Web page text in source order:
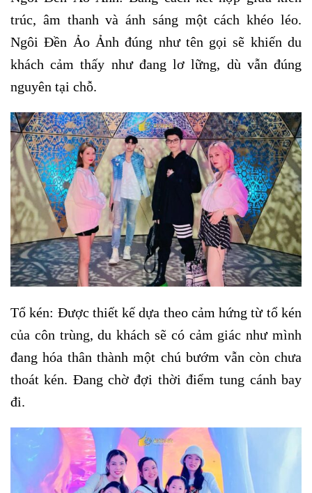
trúc, âm thanh và ánh sáng một cách khéo léo.
Ngôi Đền Ảo Ảnh đúng như tên gọi sẽ khiến du
khách cảm thấy như đang lơ lững, dù vẫn đúng
nguyên tại chỗ.
Tổ kén: Được thiết kế dựa theo cảm hứng từ tổ kén
của côn trùng, du khách sẽ có cảm giác như mình
đang hóa thân thành một chú bướm vẫn còn chưa
thoát kén. Đang chờ đợi thời điểm tung cánh bay
đi.